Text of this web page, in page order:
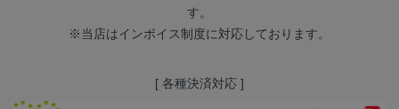
す。
※当店はインボイス制度に対応しております。
[ 各種決済対応 ]